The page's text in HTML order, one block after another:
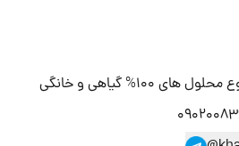
گیاهی و خانگی